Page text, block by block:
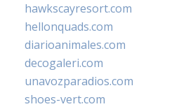
hawkscayresort.com
hellonquads.com
diarioanimales.com
decogaleri.com
unavozparadios.com
shoes-vert.com